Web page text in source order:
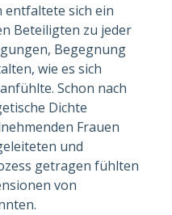
entfaltete sich ein
Beteiligten zu jeder
Begegnung
wie es sich
Schon nach
Dichte
Frauen
und
getragen fühlten
von